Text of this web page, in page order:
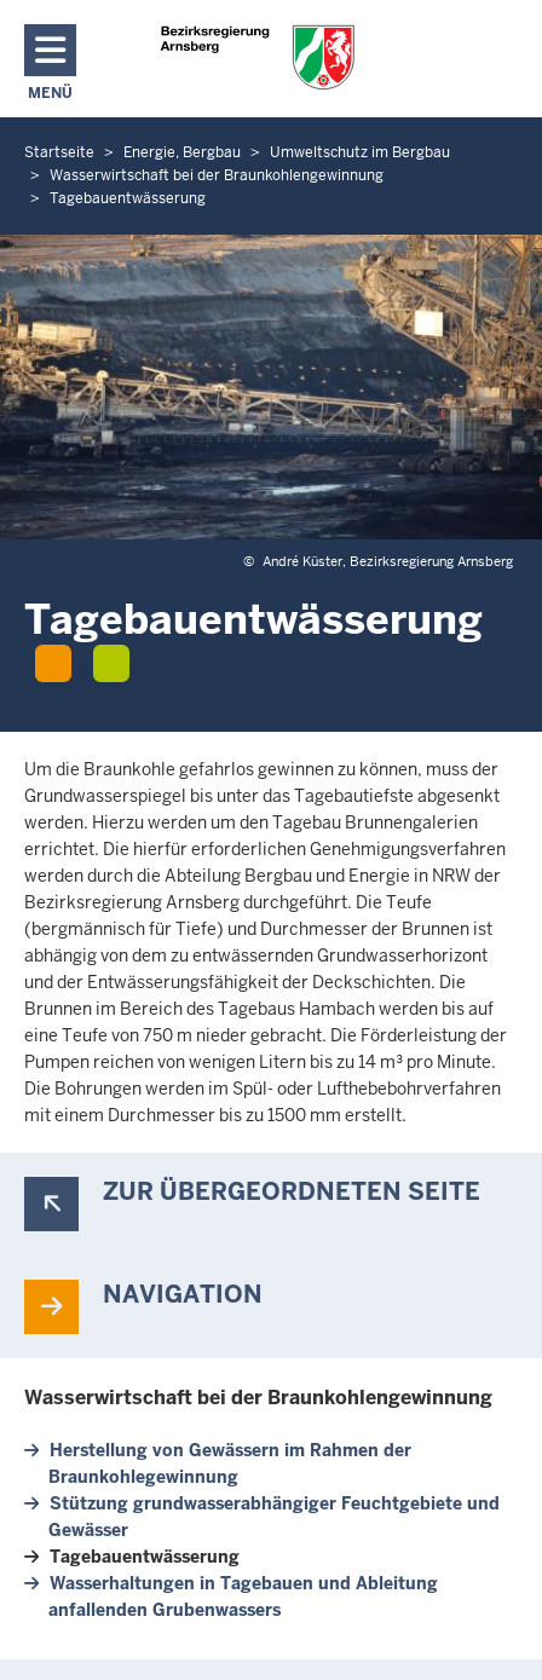
Direkt zum Inhalt
MENÜ
NAVIGATION AKTIVIEREN/DEAKTIVIEREN: HAUPTMENÜ
S
b
e
f
i
n
d
e
n
s
i
h
Startseite Energie, Bergbau
Umweltschutz im Bergbau
Wasserwirtschaft bei der Braunkohlengewinnung
Tagebauentwässerung
© André Küster, Bezirksregierung Arnsberg
Tagebauentwässerung
Um die Braunkohle gefahrlos gewinnen zu können, muss der
Grundwasserspiegel bis unter das Tagebautiefste abgesenkt
werden. Hierzu werden um den Tagebau Brunnengalerien
errichtet. Die hierfür erforderlichen Genehmigungsverfahren
werden durch die Abteilung Bergbau und Energie in NRW der
Bezirksregierung Arnsberg durchgeführt. Die Teufe
(bergmännisch für Tiefe) und Durchmesser der Brunnen ist
abhängig von dem zu entwässernden Grundwasserhorizont
und der Entwässerungsfähigkeit der Deckschichten. Die
Brunnen im Bereich des Tagebaus Hambach werden bis auf
eine Teufe von 750 m nieder gebracht. Die Förderleistung der
Pumpen reichen von wenigen Litern bis zu 14 m³ pro Minute.
Die Bohrungen werden im Spül- oder Lufthebebohrverfahren
mit einem Durchmesser bis zu 1500 mm erstellt.
ZUR ÜBERGEORDNETEN SEITE
NAVIGATION
Wasserwirtschaft bei der Braunkohlengewinnung
Herstellung von Gewässern im Rahmen der
Braunkohlegewinnung
Stützung grundwasserabhängiger Feuchtgebiete und
Gewässer
Tagebauentwässerung
Wasserhaltungen in Tagebauen und Ableitung
anfallenden Grubenwassers